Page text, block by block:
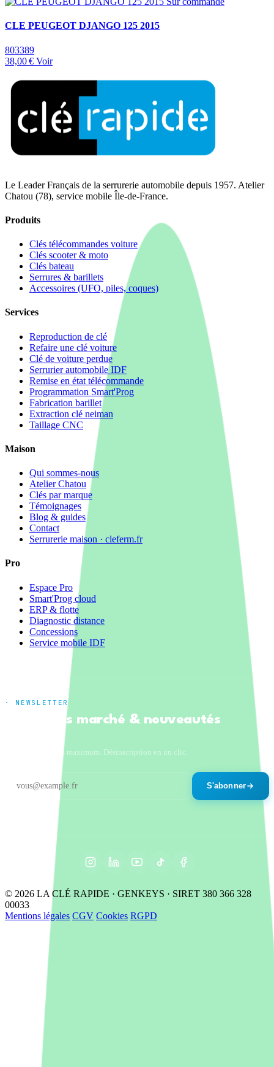
CLE PEUGEOT DJANGO 125 2015
803389
38,00 € Voir
Le Leader Français de la serrurerie automobile depuis 1957. Atelier
Chatou (78), service mobile Île-de-France.
Produits
Clés télécommandes voiture
Clés scooter & moto
Clés bateau
Serrures & barillets
Accessoires (UFO, piles, coques)
Services
Reproduction de clé
Refaire une clé voiture
Clé de voiture perdue
Serrurier automobile IDF
Remise en état télécommande
Programmation Smart'Prog
Fabrication barillet
Extraction clé neiman
Taillage CNC
Maison
Qui sommes-nous
Atelier Chatou
Clés par marque
Témoignages
Blog & guides
Contact
Serrurerie maison · cleferm.fr
Pro
Espace Pro
Smart'Prog cloud
ERP & flotte
Diagnostic distance
Concessions
Service mobile IDF
· NEWSLETTER
Tendances marché & nouveautés
Un email par mois maximum. Désinscription en un clic.
S'abonner
© 2026 LA CLÉ RAPIDE · GENKEYS · SIRET 380 366 328
00033
Mentions légales CGV Cookies RGPD